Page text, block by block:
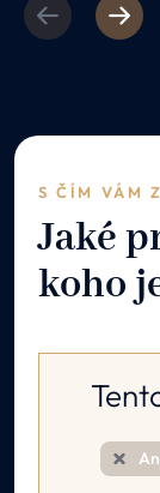
PreviousNext
S ČÍM VÁM
Jaké
koho